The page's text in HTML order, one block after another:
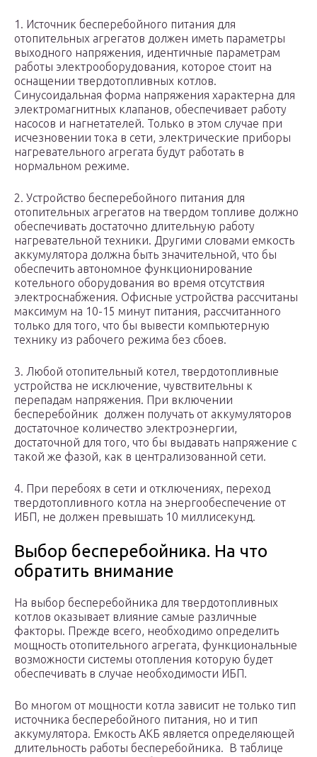
1. Источник бесперебойного питания для
отопительных агрегатов должен иметь параметры
выходного напряжения, идентичные параметрам
работы электрооборудования, которое стоит на
оснащении твердотопливных котлов.
Синусоидальная форма напряжения характерна для
электромагнитных клапанов, обеспечивает работу
насосов и нагнетателей. Только в этом случае при
исчезновении тока в сети, электрические приборы
нагревательного агрегата будут работать в
нормальном режиме.
2. Устройство бесперебойного питания для
отопительных агрегатов на твердом топливе должно
обеспечивать достаточно длительную работу
нагревательной техники. Другими словами емкость
аккумулятора должна быть значительной, что бы
обеспечить автономное функционирование
котельного оборудования во время отсутствия
электроснабжения. Офисные устройства рассчитаны
максимум на 10-15 минут питания, рассчитанного
только для того, что бы вывести компьютерную
технику из рабочего режима без сбоев.
3. Любой отопительный котел, твердотопливные
устройства не исключение, чувствительны к
перепадам напряжения. При включении
бесперебойник должен получать от аккумуляторов
достаточное количество электроэнергии,
достаточной для того, что бы выдавать напряжение с
такой же фазой, как в централизованной сети.
4. При перебоях в сети и отключениях, переход
твердотопливного котла на энергообеспечение от
ИБП, не должен превышать 10 миллисекунд.
Выбор бесперебойника. На что
обратить внимание
На выбор бесперебойника для твердотопливных
котлов оказывает влияние самые различные
факторы. Прежде всего, необходимо определить
мощность отопительного агрегата, функциональные
возможности системы отопления которую будет
обеспечивать в случае необходимости ИБП.
Во многом от мощности котла зависит не только тип
источника бесперебойного питания, но и тип
аккумулятора. Емкость АКБ является определяющей
длительность работы бесперебойника. В таблице